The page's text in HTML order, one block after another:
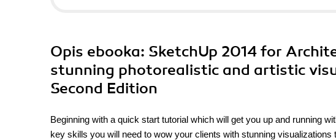
Opis ebooka: SketchUp 2014 for
stunning photorealistic and artistic
Second Edition
Beginning with a quick start tutorial which will get you up and running
key skills you will need to wow your clients with stunning